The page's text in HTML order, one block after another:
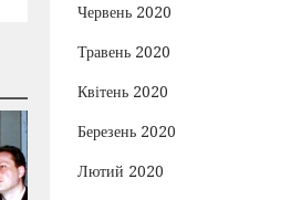
Червень 2020
Травень 2020
Квітень 2020
Березень 2020
Лютий 2020